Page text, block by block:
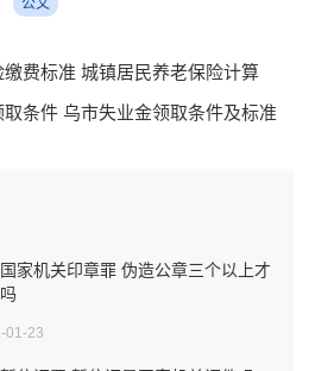
费标准 城镇居民养老保险计算
条件 乌市失业金领取条件及标准
家机关印章罪 伪造公章三个以上才
01-23